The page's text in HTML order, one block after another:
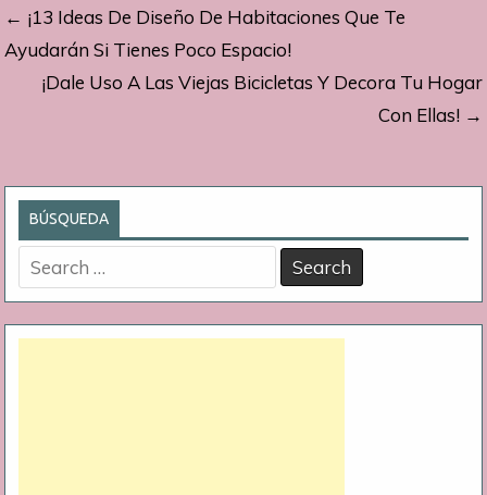
Navegación
de
entradas
← ¡13 Ideas De Diseño De Habitaciones Que Te
Ayudarán Si Tienes Poco Espacio!
¡Dale Uso A Las Viejas Bicicletas Y Decora Tu Hogar
Con Ellas! →
BÚSQUEDA
Search
for: